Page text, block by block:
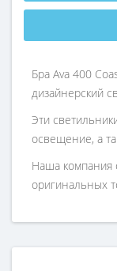
Бра Ava 400
дизайнерский
Эти
освещение, а
Наша компания
оригинальных